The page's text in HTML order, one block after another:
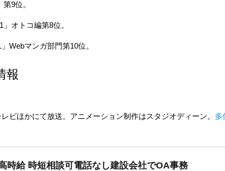
9位。
オトコ編第8位。
Webマンガ部門第10位。
報
ビほかにて放送。アニメーション制作はスタジオディーン。 多
時給 時短相談可電話なし建設会社でOA事務